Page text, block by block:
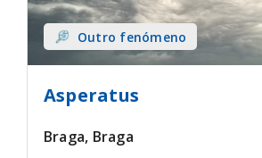
Outro fenómeno
Asperatus
Braga, Braga